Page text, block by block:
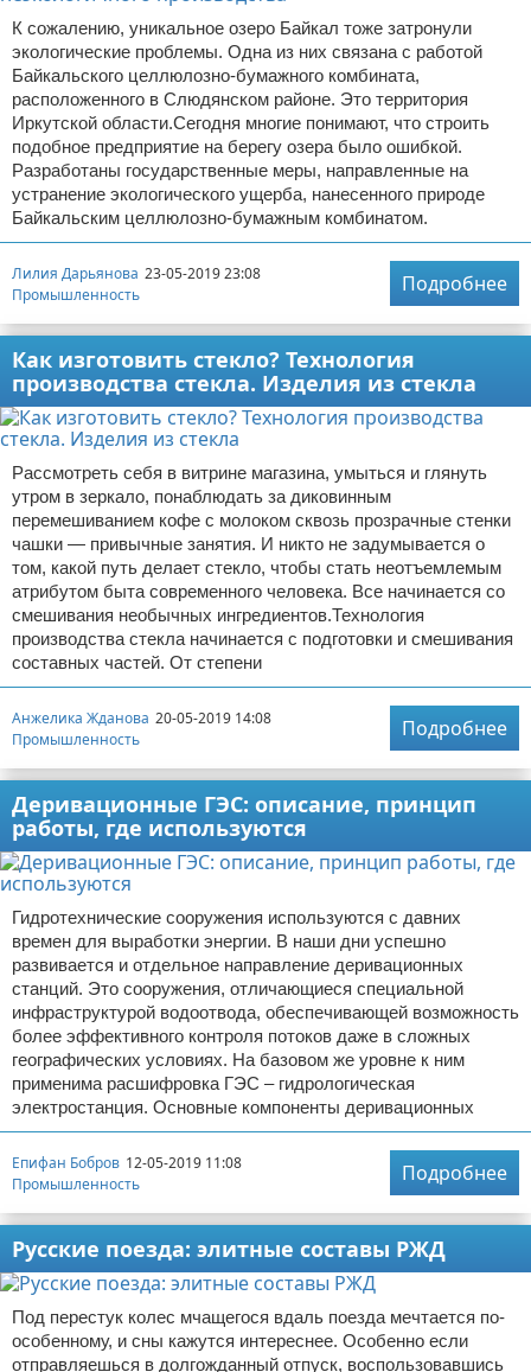
К сожалению, уникальное озеро Байкал тоже затронули
экологические проблемы. Одна из них связана с работой
Байкальского целлюлозно-бумажного комбината,
расположенного в Слюдянском районе. Это территория
Иркутской области.Сегодня многие понимают, что строить
подобное предприятие на берегу озера было ошибкой.
Разработаны государственные меры, направленные на
устранение экологического ущерба, нанесенного природе
Байкальским целлюлозно-бумажным комбинатом.
Лилия Дарьянова 23-05-2019 23:08
Промышленность
Подробнее
Как изготовить стекло? Технология
производства стекла. Изделия из стекла
Рассмотреть себя в витрине магазина, умыться и глянуть
утром в зеркало, понаблюдать за диковинным
перемешиванием кофе с молоком сквозь прозрачные стенки
чашки — привычные занятия. И никто не задумывается о
том, какой путь делает стекло, чтобы стать неотъемлемым
атрибутом быта современного человека. Все начинается со
смешивания необычных ингредиентов.Технология
производства стекла начинается с подготовки и смешивания
составных частей. От степени
Анжелика Жданова 20-05-2019 14:08
Промышленность
Подробнее
Деривационные ГЭС: описание, принцип
работы, где используются
Гидротехнические сооружения используются с давних
времен для выработки энергии. В наши дни успешно
развивается и отдельное направление деривационных
станций. Это сооружения, отличающиеся специальной
инфраструктурой водоотвода, обеспечивающей возможность
более эффективного контроля потоков даже в сложных
географических условиях. На базовом же уровне к ним
применима расшифровка ГЭС – гидрологическая
электростанция. Основные компоненты деривационных
Епифан Бобров 12-05-2019 11:08
Промышленность
Подробнее
Русские поезда: элитные составы РЖД
Под перестук колес мчащегося вдаль поезда мечтается по-
особенному, и сны кажутся интереснее. Особенно если
отправляешься в долгожданный отпуск, воспользовавшись